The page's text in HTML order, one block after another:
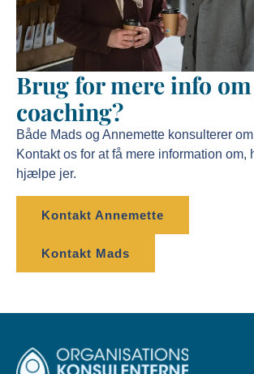
Brug for mere info om
coaching?
Både Mads og Annemette konsulterer
Kontakt os for at få mere information om,
hjælpe jer.
Kontakt Annemette
Kontakt Mads